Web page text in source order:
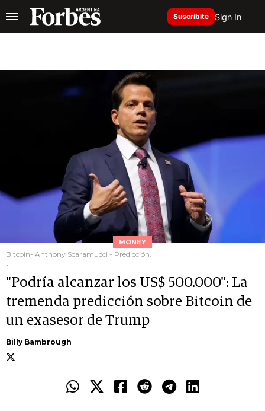
Suscribite Sign In
MONEY
Bitcoin- Anthony Scaramucci - Predicción.
.
"Podría alcanzar los US$ 500.000": La
tremenda predicción sobre Bitcoin de
un exasesor de Trump
Billy Bambrough